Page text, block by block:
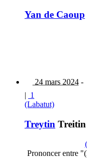
Yan de Caoup
24 mars 2024 -
1
(Labatut)
Treytin Treitin
Prononcer entre